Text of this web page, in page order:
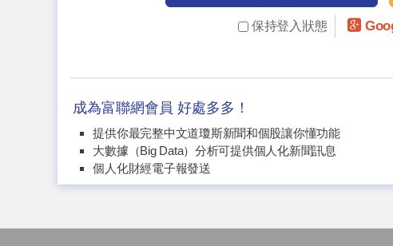
保持登入狀態
成為富聯網會員 好處多多！
提供你最完整中文道瓊斯新聞和個股讓你懂功能
大數據（Big Data）分析可提供個人化新聞訊息
個人化財經電子報發送